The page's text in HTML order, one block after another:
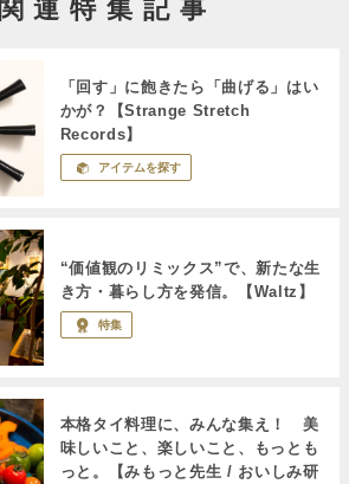
関連特集記事
「回す」に飽きたら「曲げる」はい
かが？【Strange Stretch
Records】
アイテムを探す
“価値観のリミックス”で、新たな生
き方・暮らし方を発信。【Waltz】
特集
本格タイ料理に、みんな集え！ 美
味しいこと、楽しいこと、もっとも
っと。【みもっと先生 / おいしみ研